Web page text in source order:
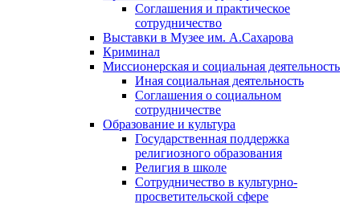
Соглашения и практическое
сотрудничество
Выставки в Музее им. А.Сахарова
Криминал
Миссионерская и социальная деятельность
Иная социальная деятельность
Соглашения о социальном
сотрудничестве
Образование и культура
Государственная поддержка
религиозного образования
Религия в школе
Сотрудничество в культурно-
просветительской сфере